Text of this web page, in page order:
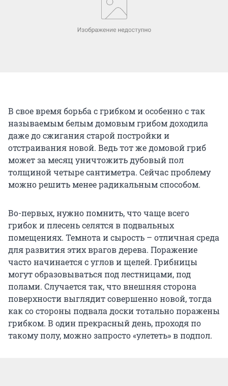
В свое время борьба с грибком и особенно с так
называемым белым домовым грибом доходила
даже до сжигания старой постройки и
отстраивания новой. Ведь тот же домовой гриб
может за месяц уничтожить дубовый пол
толщиной четыре сантиметра. Сейчас проблему
можно решить менее радикальным способом.
Во-первых, нужно помнить, что чаще всего
грибок и плесень селятся в подвальных
помещениях. Темнота и сырость – отличная среда
для развития этих врагов дерева. Поражение
часто начинается с углов и щелей. Грибницы
могут образовываться под лестницами, под
полами. Случается так, что внешняя сторона
поверхности выглядит совершенно новой, тогда
как со стороны подвала доски тотально поражены
грибком. В один прекрасный день, проходя по
такому полу, можно запросто «улететь» в подпол.